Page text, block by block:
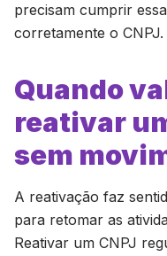
precisam cumprir
corretamente o CNPJ.
Quando
reativar
sem
A reativação faz
para retomar as
Reativar um CNPJ